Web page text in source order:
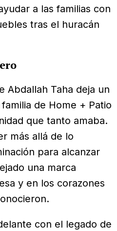
a las familias con
tras el huracán
Abdallah Taha deja un
de Home + Patio
que tanto amaba.
más allá de lo
para alcanzar
una marca
y en los corazones
con el legado de